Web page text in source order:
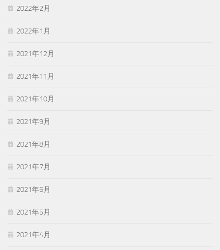
2022年2月
2022年1月
2021年12月
2021年11月
2021年10月
2021年9月
2021年8月
2021年7月
2021年6月
2021年5月
2021年4月